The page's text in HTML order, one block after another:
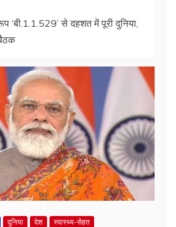
‘बी.1.1.529’ से दहशत में पूरी दुनिया,
दुनिया देश स्वास्थ्य-सेहत